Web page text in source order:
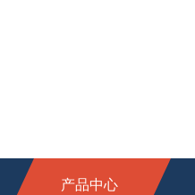
产品中心